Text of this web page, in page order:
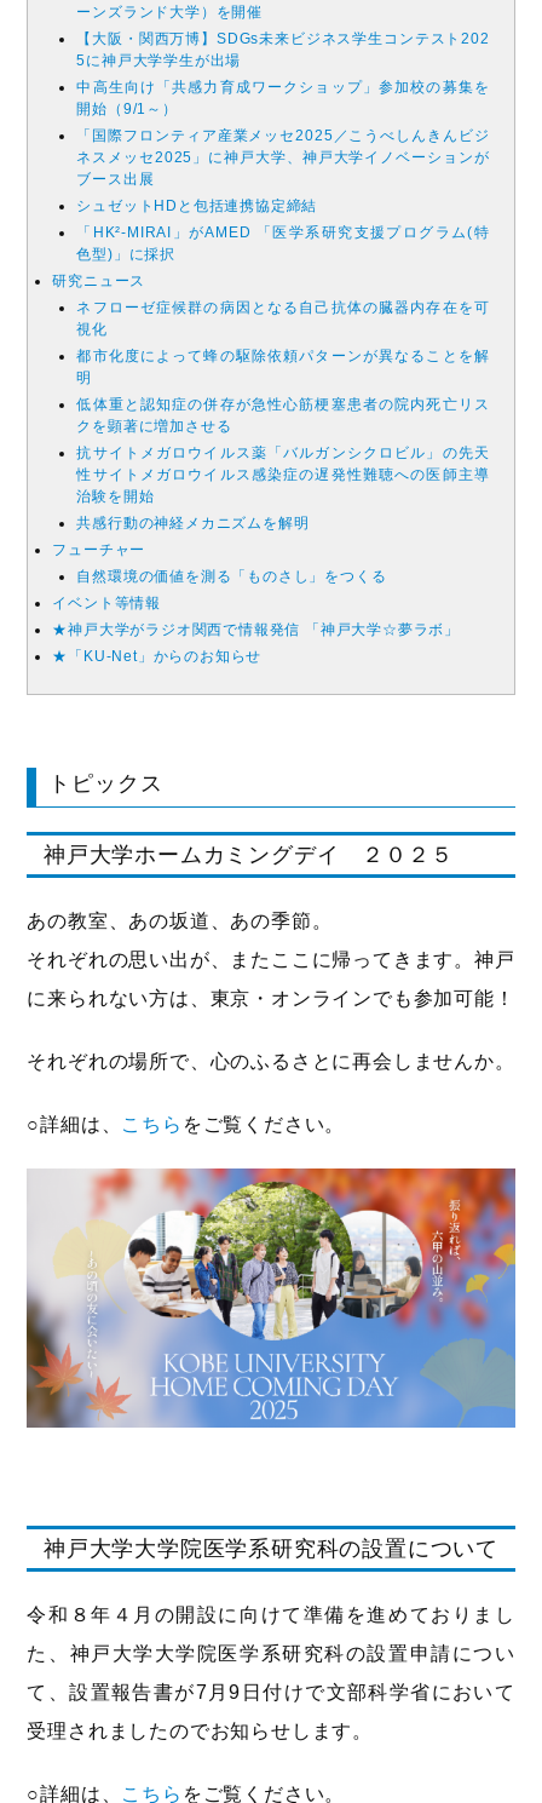
ーンズランド大学）を開催
【大阪・関西万博】SDGs未来ビジネス学生コンテスト202
5に神戸大学学生が出場
中高生向け「共感力育成ワークショップ」参加校の募集を
開始（9/1～）
「国際フロンティア産業メッセ2025／こうべしんきんビジ
ネスメッセ2025」に神戸大学、神戸大学イノベーションが
ブース出展
シュゼットHDと包括連携協定締結
「HK²-MIRAI」がAMED 「医学系研究支援プログラム(特
色型)」に採択
研究ニュース
ネフローゼ症候群の病因となる自己抗体の臓器内存在を可
視化
都市化度によって蜂の駆除依頼パターンが異なることを解
明
低体重と認知症の併存が急性心筋梗塞患者の院内死亡リス
クを顕著に増加させる
抗サイトメガロウイルス薬「バルガンシクロビル」の先天
性サイトメガロウイルス感染症の遅発性難聴への医師主導
治験を開始
共感行動の神経メカニズムを解明
フューチャー
自然環境の価値を測る「ものさし」をつくる
イベント等情報
★神戸大学がラジオ関西で情報発信 「神戸大学☆夢ラボ」
★「KU-Net」からのお知らせ
トピックス
神戸大学ホームカミングデイ ２０２５
あの教室、あの坂道、あの季節。
それぞれの思い出が、またここに帰ってきます。神戸
に来られない方は、東京・オンラインでも参加可能！
それぞれの場所で、心のふるさとに再会しませんか。
○詳細は、 こちら をご覧ください。
神戸大学大学院医学系研究科の設置について
令和８年４月の開設に向けて準備を進めておりまし
た、神戸大学大学院医学系研究科の設置申請につい
て、設置報告書が7月9日付けで文部科学省において
受理されましたのでお知らせします。
○詳細は、 こちら をご覧ください。